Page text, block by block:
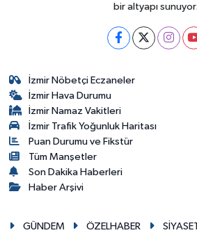
bir altyapı sunuyor.
İzmir Nöbetçi Eczaneler
İzmir Hava Durumu
İzmir Namaz Vakitleri
İzmir Trafik Yoğunluk Haritası
Puan Durumu ve Fikstür
Tüm Manşetler
Son Dakika Haberleri
Haber Arşivi
GÜNDEM ÖZELHABER